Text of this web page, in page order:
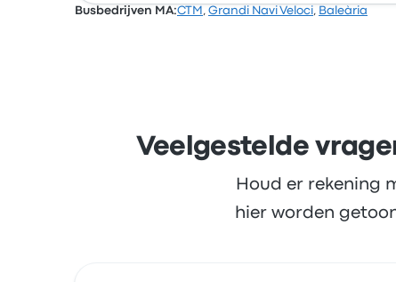
Busbedrijven MA:CTM , Grandi Navi Veloci, Baleària
Veelgestelde
Houd er rekening
hier worden